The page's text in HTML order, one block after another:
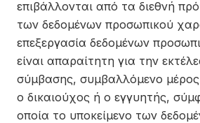
επιβάλλονται από τα διεθνή
των δεδομένων προσωπικού
επεξεργασία δεδομένων
είναι απαραίτητη για την
σύμβασης, συμβαλλόμενο μέρος
ο δικαιούχος ή ο εγγυητής,
οποία το υποκείμενο των